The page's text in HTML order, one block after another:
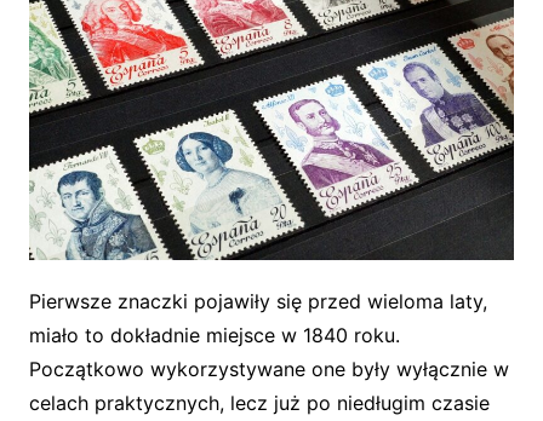
Pierwsze znaczki pojawiły się przed wieloma laty,
miało to dokładnie miejsce w 1840 roku.
Początkowo wykorzystywane one były wyłącznie w
celach praktycznych, lecz już po niedługim czasie